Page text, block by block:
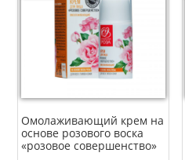
Омолаживающий крем на
основе розового воска
«розовое совершенство»